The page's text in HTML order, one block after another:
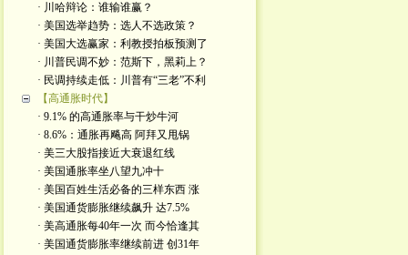
· 川哈辩论：谁输谁赢？
· 美国选举趋势：选人不选政策？
· 美国大选赢家：利教授拍板预测了
· 川普民调不妙：范斯下，黑莉上？
· 民调持续走低：川普有“三老”不利
【高通胀时代】
· 9.1% 的高通胀率与干炒牛河
· 8.6%：通胀再飚高 阿拜又甩锅
· 美三大股指接近大衰退红线
· 美国通胀率坐八望九冲十
· 美国百姓生活必备的三样东西 涨
· 美国通货膨胀继续飙升 达7.5%
· 美高通胀每40年一次 而今恰逢其
· 美国通货膨胀率继续前进 创31年